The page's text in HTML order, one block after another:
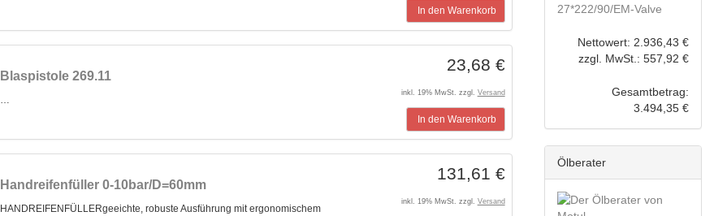
In den Warenkorb
Blaspistole 269.11
…
23,68 €
inkl. 19% MwSt. zzgl. Versand
In den Warenkorb
Handreifenfüller 0-10bar/D=60mm
HANDREIFENFÜLLERgeeichte, robuste Ausführung mit ergonomischem
131,61 €
inkl. 19% MwSt. zzgl. Versand
27*222/90/EM-Valve
Nettowert: 2.936,43 €
zzgl. MwSt.: 557,92 €
Gesamtbetrag:
3.494,35 €
Ölberater